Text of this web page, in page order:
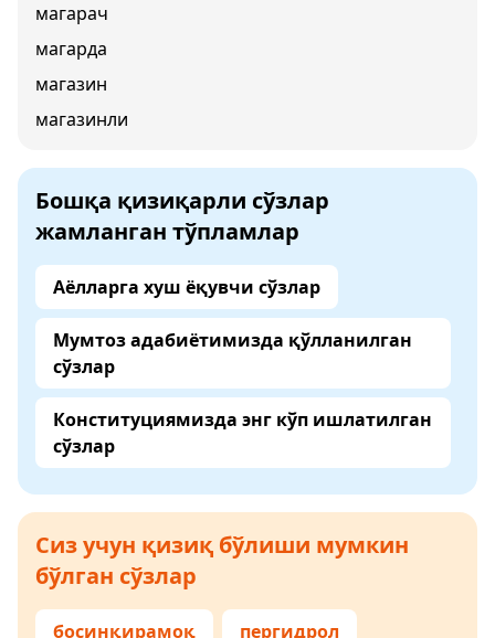
магарач
магарда
магазин
магазинли
Бошқа қизиқарли сўзлар
жамланган тўпламлар
Аёлларга хуш ёқувчи сўзлар
Мумтоз адабиётимизда қўлланилган
сўзлар
Конституциямизда энг кўп ишлатилган
сўзлар
Сиз учун қизиқ бўлиши мумкин
бўлган сўзлар
босинқирамоқ пергидрол